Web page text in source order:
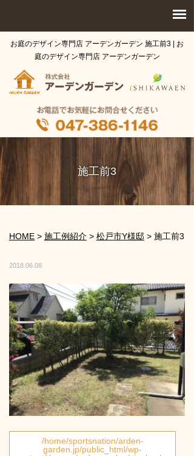
お庭のデザイン専門店 アーデンガーデン 施工前3 | お
庭のデザイン専門店 アーデンガーデン
施工前3
HOME > 施工例紹介 > 松戸市Y様邸 > 施工前3
2018.06.08
/home/sportsnation/arden-
garden.jp/public_html/wp-